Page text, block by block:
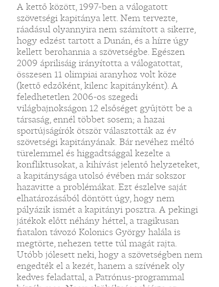
A kettő között, 1997-ben a válogatott
szövetségi kapitánya lett. Nem tervezte,
ráadásul olyannyira nem számított a sikerre,
hogy edzést tartott a Dunán, és a hírre úgy
kellett berohannia a szövetségbe. Egészen
2009 áprilisáig irányította a válogatottat,
összesen 11 olimpiai aranyhoz volt köze
(kettő edzőként, kilenc kapitányként). A
feledhetetlen 2006-os szegedi
világbajnokságon 12 elsőséget gyűjtött be a
társaság, ennél többet sosem; a hazai
sportújságírók ötször választották az év
szövetségi kapitányának. Bár nevéhez méltó
türelemmel és higgadtsággal kezelte a
konfliktusokat, a kihívást jelentő helyzeteket,
a kapitánysága utolsó évében már sokszor
hazavitte a problémákat. Ezt észlelve saját
elhatározásából döntött úgy, hogy nem
pályázik ismét a kapitányi posztra. A pekingi
játékok előtt néhány héttel, a tragikusan
fiatalon távozó Kolonics György halála is
megtörte, nehezen tette túl magát rajta.
Utóbb jólesett neki, hogy a szövetségben nem
engedték el a kezét, hanem a szívének oly
kedves feladattal, a Patrónus-programmal